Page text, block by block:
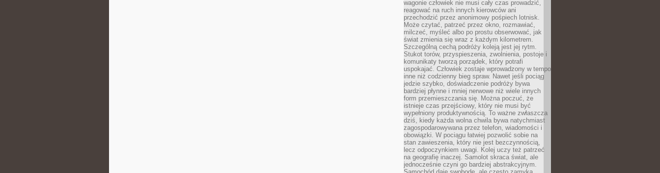
wagonie człowiek nie musi cały czas prowadzić,
reagować na ruch innych kierowców ani
przechodzić przez anonimowy pośpiech lotnisk.
Może czytać, patrzeć przez okno, rozmawiać,
milczeć, myśleć albo po prostu obserwować, jak
świat zmienia się wraz z każdym kilometrem.
Szczególną cechą podróży koleją jest jej rytm.
Stukot torów, przyspieszenia, zwolnienia, postoje i
komunikaty tworzą porządek, który potrafi
uspokajać. Człowiek zostaje wprowadzony w tempo
inne niż codzienny bieg spraw. Nawet jeśli pociąg
jedzie szybko, doświadczenie podróży bywa
bardziej płynne i mniej nerwowe niż wiele innych
form przemieszczania się. Można poczuć, że
istnieje czas przejściowy, który nie musi być
wypełniony produktywnością. To ważne zwłaszcza
dziś, kiedy każda wolna chwila bywa natychmiast
zagospodarowywana przez telefon, wiadomości i
obowiązki. W pociągu łatwiej pozwolić sobie na
stan zawieszenia, który nie jest bezczynnością,
lecz odpoczynkiem uwagi. Kolej uczy też patrzeć
na geografię inaczej. Samolot skraca świat, ale
jednocześnie czyni go bardziej abstrakcyjnym.